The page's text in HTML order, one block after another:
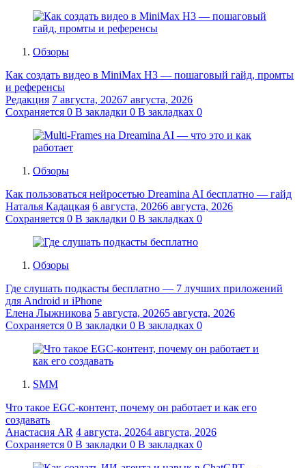
Обзоры
Как создать видео в MiniMax H3 — пошаговый гайд, промты
и референсы
Редакция 7 августа, 20267 августа, 2026
Сохраняется 0 В закладки 0 В закладках 0
Обзоры
Как пользоваться нейросетью Dreamina AI бесплатно — гайд
Наталья Кадацкая 6 августа, 20266 августа, 2026
Сохраняется 0 В закладки 0 В закладках 0
Обзоры
Где слушать подкасты бесплатно — 7 лучших приложений
для Android и iPhone
Елена Лыжникова 5 августа, 20265 августа, 2026
Сохраняется 0 В закладки 0 В закладках 0
SMM
Что такое EGC-контент, почему он работает и как его
создавать
Анастасия AR 4 августа, 20264 августа, 2026
Сохраняется 0 В закладки 0 В закладках 0